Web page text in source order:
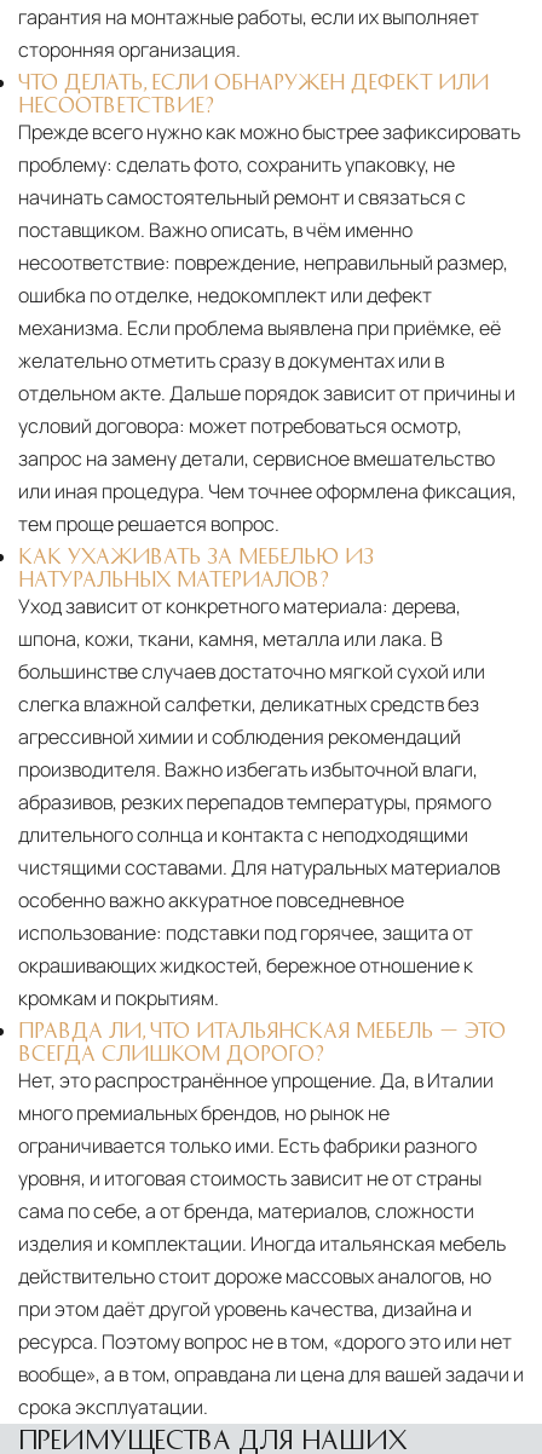
гарантия на монтажные работы, если их выполняет
сторонняя организация.
ЧТО ДЕЛАТЬ, ЕСЛИ ОБНАРУЖЕН ДЕФЕКТ ИЛИ
НЕСООТВЕТСТВИЕ?
Прежде всего нужно как можно быстрее зафиксировать
проблему: сделать фото, сохранить упаковку, не
начинать самостоятельный ремонт и связаться с
поставщиком. Важно описать, в чём именно
несоответствие: повреждение, неправильный размер,
ошибка по отделке, недокомплект или дефект
механизма. Если проблема выявлена при приёмке, её
желательно отметить сразу в документах или в
отдельном акте. Дальше порядок зависит от причины и
условий договора: может потребоваться осмотр,
запрос на замену детали, сервисное вмешательство
или иная процедура. Чем точнее оформлена фиксация,
тем проще решается вопрос.
КАК УХАЖИВАТЬ ЗА МЕБЕЛЬЮ ИЗ
НАТУРАЛЬНЫХ МАТЕРИАЛОВ?
Уход зависит от конкретного материала: дерева,
шпона, кожи, ткани, камня, металла или лака. В
большинстве случаев достаточно мягкой сухой или
слегка влажной салфетки, деликатных средств без
агрессивной химии и соблюдения рекомендаций
производителя. Важно избегать избыточной влаги,
абразивов, резких перепадов температуры, прямого
длительного солнца и контакта с неподходящими
чистящими составами. Для натуральных материалов
особенно важно аккуратное повседневное
использование: подставки под горячее, защита от
окрашивающих жидкостей, бережное отношение к
кромкам и покрытиям.
ПРАВДА ЛИ, ЧТО ИТАЛЬЯНСКАЯ МЕБЕЛЬ — ЭТО
ВСЕГДА СЛИШКОМ ДОРОГО?
Нет, это распространённое упрощение. Да, в Италии
много премиальных брендов, но рынок не
ограничивается только ими. Есть фабрики разного
уровня, и итоговая стоимость зависит не от страны
сама по себе, а от бренда, материалов, сложности
изделия и комплектации. Иногда итальянская мебель
действительно стоит дороже массовых аналогов, но
при этом даёт другой уровень качества, дизайна и
ресурса. Поэтому вопрос не в том, «дорого это или нет
вообще», а в том, оправдана ли цена для вашей задачи и
срока эксплуатации.
ПРЕИМУЩЕСТВА ДЛЯ НАШИХ